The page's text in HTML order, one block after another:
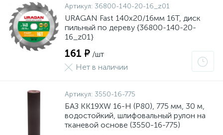
Артикул: 36800-140-20-16_z01
URAGAN Fast 140x20/16мм 16Т, диск
пильный по дереву {36800-140-20-
16_z01}
161 ₽ /шт
Нет в наличии
Артикул: 3550-16-775
БАЗ KK19XW 16-H (Р80), 775 мм, 30 м,
водостойкий, шлифовальный рулон на
тканевой основе (3550-16-775)